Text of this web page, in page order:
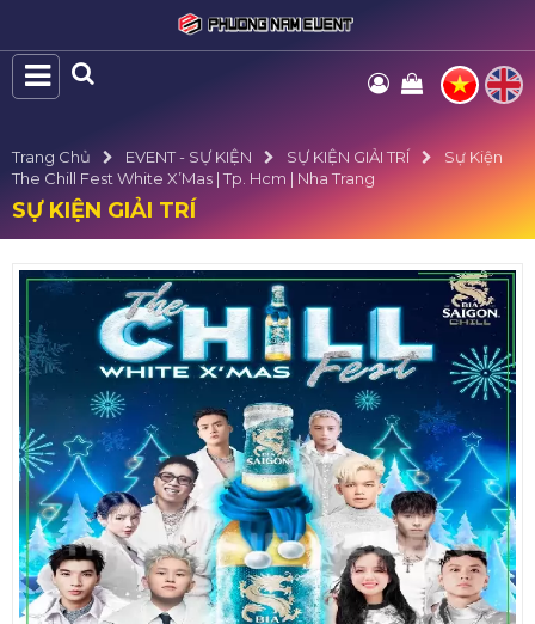
Trang Chủ EVENT - SỰ KIỆN SỰ KIỆN GIẢI TRÍ
Sự Kiện
The Chill Fest White X’Mas | Tp. Hcm | Nha Trang
SỰ KIỆN GIẢI TRÍ